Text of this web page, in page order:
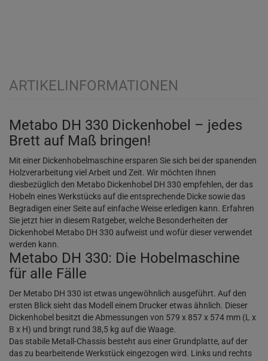
ARTIKELINFORMATIONEN
Metabo DH 330 Dickenhobel – jedes
Brett auf Maß bringen!
Mit einer Dickenhobelmaschine ersparen Sie sich bei der spanenden
Holzverarbeitung viel Arbeit und Zeit. Wir möchten Ihnen
diesbezüglich den Metabo Dickenhobel DH 330 empfehlen, der das
Hobeln eines Werkstücks auf die entsprechende Dicke sowie das
Begradigen einer Seite auf einfache Weise erledigen kann. Erfahren
Sie jetzt hier in diesem Ratgeber, welche Besonderheiten der
Dickenhobel Metabo DH 330 aufweist und wofür dieser verwendet
werden kann.
Metabo DH 330: Die Hobelmaschine
für alle Fälle
Der Metabo DH 330 ist etwas ungewöhnlich ausgeführt. Auf den
ersten Blick sieht das Modell einem Drucker etwas ähnlich. Dieser
Dickenhobel besitzt die Abmessungen von 579 x 857 x 574 mm (L x
B x H) und bringt rund 38,5 kg auf die Waage.
Das stabile Metall-Chassis besteht aus einer Grundplatte, auf der
das zu bearbeitende Werkstück eingezogen wird. Links und rechts